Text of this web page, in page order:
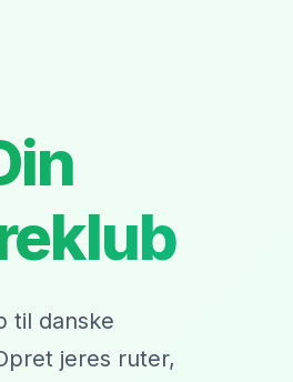
til danske
jeres ruter,